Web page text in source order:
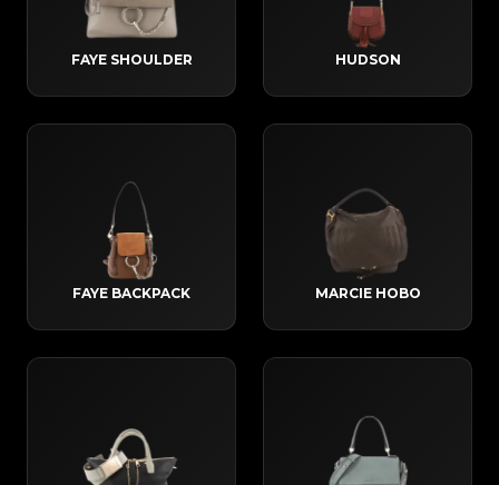
HUDSON
FAYE SHOULDER
MARCIE HOBO
FAYE BACKPACK